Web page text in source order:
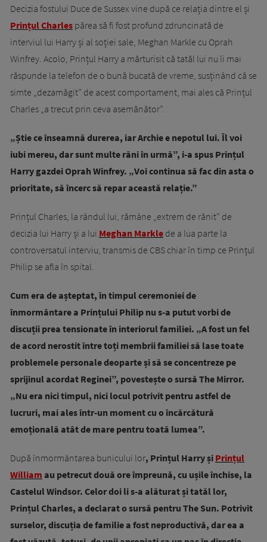
Decizia fostului Duce de Sussex vine după ce relația dintre el și
Prințul Charles părea să fi fost profund zdruncinată de
interviul lui Harry și al soției sale, Meghan Markle cu Oprah
Winfrey. Acolo, Prințul Harry a mărturisit că tatăl lui nu îi mai
răspunde la telefon de o bună bucată de vreme, susținând că se
simte „dezamăgit” de acest comportament, mai ales că Prințul
Charles „a trecut prin ceva asemănător”.
„Știe ce înseamnă durerea, iar Archie e nepotul lui. Îl voi
iubi mereu, dar sunt multe răni în urmă”, i-a spus Prințul
Harry gazdei Oprah Winfrey. „Voi continua să fac din asta o
prioritate, să încerc să repar această relație.”
Prințul Charles, la rândul lui, rămâne „extrem de rănit” de
decizia lui Harry și a lui Meghan Markle de a lua parte la
controversatul interviu, transmis de CBS chiar în timp ce Prințul
Philip se afla în spital.
Cum era de așteptat, în timpul ceremoniei de
înmormântare a Prințului Philip nu s-a putut vorbi de
discuții prea tensionate în interiorul familiei. „A fost un fel
de acord nerostit între toți membrii familiei să lase toate
problemele personale deoparte și să se concentreze pe
sprijinul acordat Reginei”, povestește o sursă The Mirror.
„Nu era nici timpul, nici locul potrivit pentru astfel de
lucruri, mai ales într-un moment cu o încărcătură
emoțională atât de mare pentru toată lumea”.
După înmormântarea bunicului lor, Prințul Harry și Prințul
William au petrecut două ore împreună, cu ușile închise, la
Castelul Windsor. Celor doi li s-a alăturat și tatăl lor,
Prințul Charles, a declarat o sursă pentru The Sun. Potrivit
surselor, discuția de familie a fost neproductivă, dar ea a